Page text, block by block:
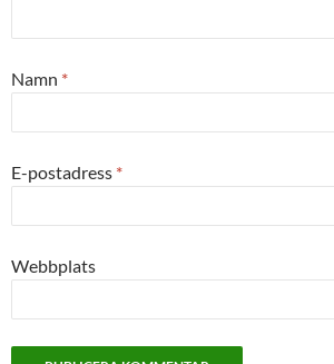
Namn *
E-postadress *
Webbplats